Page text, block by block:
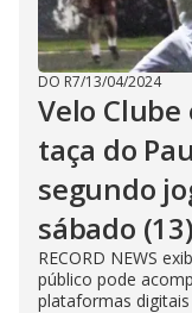
DO R7/13/04/2024
Velo
taça do
segundo
sábado (13)
RECORD NEWS
público pode
plataformas